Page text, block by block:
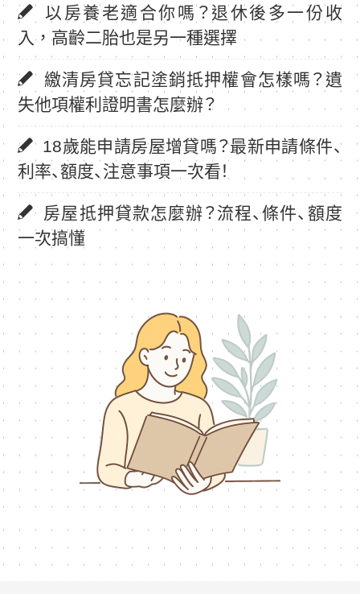
以房養老適合你嗎？退休後多一份收
入，高齡二胎也是另一種選擇
繳清房貸忘記塗銷抵押權會怎樣嗎？遺
失他項權利證明書怎麼辦？
18歲能申請房屋增貸嗎？最新申請條件、
利率、額度、注意事項一次看！
房屋抵押貸款怎麼辦？流程、條件、額度
一次搞懂